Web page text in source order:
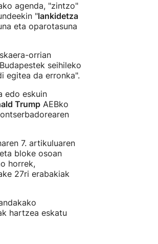
agenda, "zintzo"
"lankidetza
eta oparotasuna
orrian
seihileko
egitea da erronka".
edo eskuin
TrumpAEBko
7. artikuluaren
bloke osoan
horrek,
27ri erabakiak
hartzea eskatu